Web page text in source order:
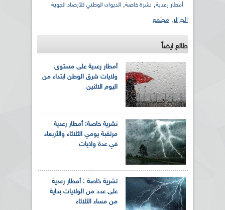
أمطار رعدية, نشرة خاصة, الديوان الوطني للأرصاد الجوية
الجزائر, مجتمع
طالع ايضاً
أمطار رعدية على مستوى
ولايات شرق الوطن ابتداء من
اليوم الاثنين
نشرية خاصة: أمطار رعدية
مرتقبة يومي الثلاثاء والأربعاء
في عدة ولايات
نشرية خاصة : أمطار رعدية
على عدد من الولايات بداية
من مساء الثلاثاء